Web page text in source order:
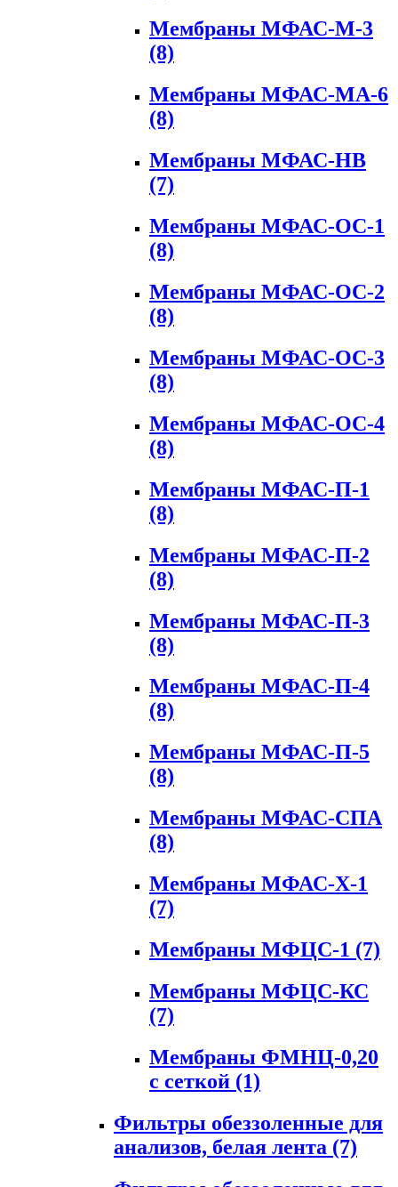
Мембраны МФАС-М-3
(8)
Мембраны МФАС-МА-6
(8)
Мембраны МФАС-НВ
(7)
Мембраны МФАС-ОС-1
(8)
Мембраны МФАС-ОС-2
(8)
Мембраны МФАС-ОС-3
(8)
Мембраны МФАС-ОС-4
(8)
Мембраны МФАС-П-1
(8)
Мембраны МФАС-П-2
(8)
Мембраны МФАС-П-3
(8)
Мембраны МФАС-П-4
(8)
Мембраны МФАС-П-5
(8)
Мембраны МФАС-СПА
(8)
Мембраны МФАС-Х-1
(7)
Мембраны МФЦС-1 (7)
Мембраны МФЦС-КС
(7)
Мембраны ФМНЦ-0,20
с сеткой (1)
Фильтры обеззоленные для
анализов, белая лента (7)